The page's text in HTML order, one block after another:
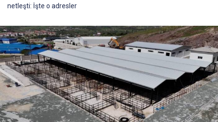
netleşti: İşte o adresler